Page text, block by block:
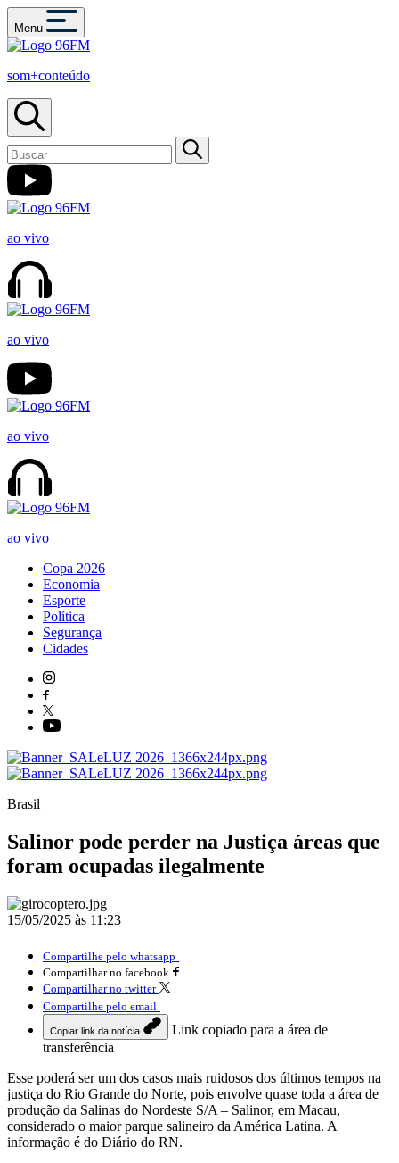
Menu
som+conteúdo
ao vivo
ao vivo
ao vivo
ao vivo
Copa 2026
Economia
Esporte
Política
Segurança
Cidades
Brasil
Salinor pode perder na Justiça áreas que
foram ocupadas ilegalmente
15/05/2025 às 11:23
Compartilhe pelo whatsapp
Compartilhar no facebook
Compartilhar no twitter
Compartilhe pelo email
Copiar link da notícia
Link copiado para a área de
transferência
Esse poderá ser um dos casos mais ruidosos dos últimos tempos na
justiça do Rio Grande do Norte, pois envolve quase toda a área de
produção da Salinas do Nordeste S/A – Salinor, em Macau,
considerado o maior parque salineiro da América Latina. A
informação é do Diário do RN.